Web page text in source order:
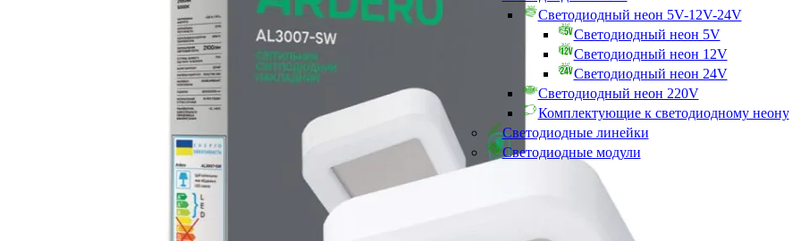
Светодиодный неон 5V-12V-24V
Светодиодный неон 5V
Светодиодный неон 12V
Светодиодный неон 24V
Светодиодный неон 220V
Комплектующие к светодиодному неону
Светодиодные линейки
Светодиодные модули